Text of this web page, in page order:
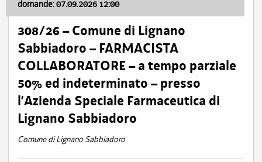
domande: 07.09.2026 12:00
308/26 – Comune di Lignano
Sabbiadoro – FARMACISTA
COLLABORATORE – a tempo parziale
50% ed indeterminato – presso
l’Azienda Speciale Farmaceutica di
Lignano Sabbiadoro
Comune di Lignano Sabbiadoro